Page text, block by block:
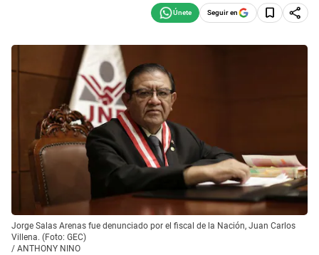
Seguir en
Jorge Salas Arenas fue denunciado por el fiscal de la Nación, Juan Carlos
Villena. (Foto: GEC)
/ ANTHONY NINO